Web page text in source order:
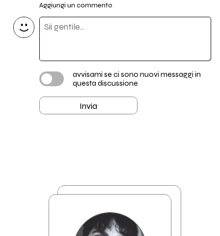
Aggiungi un commento
avvisami se ci sono nuovi messaggi in
questa discussione
Invia